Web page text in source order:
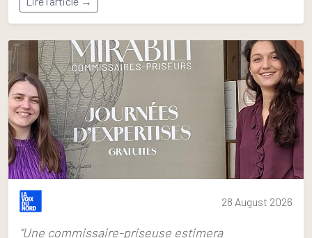
28 August 2026
“Une commissaire-priseuse estimera